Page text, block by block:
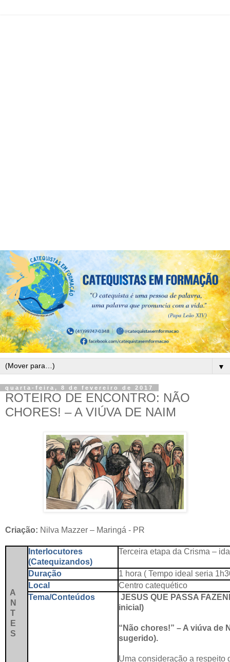
▼
quarta-feira, 8 de fevereiro de 2017
ROTEIRO DE ENCONTRO: NÃO
CHORES! – A VIÚVA DE NAIM
Criação: Nilva Mazzer – Maringá - PR
A
N
T
E
S
Interlocutores
(Catequizandos)
Terceira etapa da Crisma –
Duração
1 hora ( Tempo ideal seria
Local
Centro catequético
Tema/Conteúdos
JESUS QUE PASSA
inicial)
“Não chores!” – A viúva de
sugerido).
Uma consideração a respeito